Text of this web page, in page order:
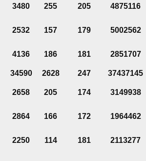
3480 255 205 4875116
2532 157 179 5002562
4136 186 181 2851707
34590 2628 247
37437145
2658 205 174 3149938
2864 166 172 1964462
2250 114 181 2113277